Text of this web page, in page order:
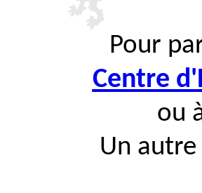
Pour
Centre
ou
Un